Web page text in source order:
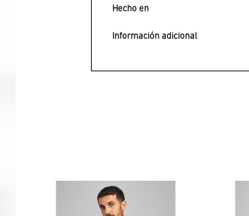
Hecho en
Información adicional